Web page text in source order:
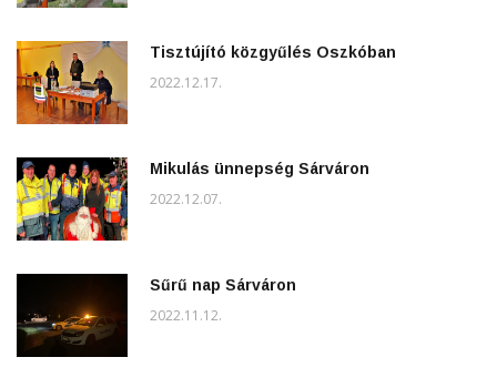
Tisztújító közgyűlés Oszkóban
2022.12.17.
Mikulás ünnepség Sárváron
2022.12.07.
Sűrű nap Sárváron
2022.11.12.